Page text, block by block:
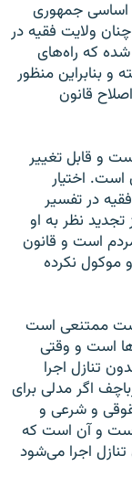
اساسی جمهوری
ولایت فقیه در
که راه‌های
بنابراین منظور
قانون
و قابل تغییر
اختیار
در تفسیر
نظر به او
است و قانون
موکول نکرده
ممتنعی است
است و وقتی
تنازل اجرا
اگر مدلی برای
و شرعی و
است و آن است که
اجرا می‌شود